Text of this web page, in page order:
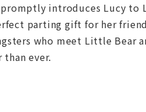
introduces Lucy
parting gift for her
who meet Little
ever.